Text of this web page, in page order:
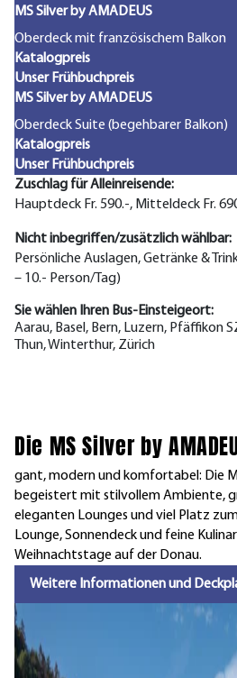
MS Silver by AMADEUS
Oberdeck mit französischem Balkon
Katalogpreis
Unser Frühbuchpreis
MS Silver by AMADEUS
Oberdeck Suite (begehbarer Balkon)
Katalogpreis
Unser Frühbuchpreis
Zuschlag für Alleinreisende:
Hauptdeck Fr. 590.-, Mitteldeck Fr.
Nicht inbegriffen/zusätzlich wählbar:
Persönliche Auslagen, Getränke &
– 10.- Person/Tag)
Sie wählen Ihren Bus-Einsteigeort:
Aarau, Basel, Bern, Luzern, Pfäffikon
Thun, Winterthur, Zürich
Die MS Silver by
gant, modern und komfortabel: Die
begeistert mit stilvollem Ambiente,
eleganten Lounges und viel Platz
Lounge, Sonnendeck und feine
Weihnachtstage auf der Donau.
Weitere Informationen und